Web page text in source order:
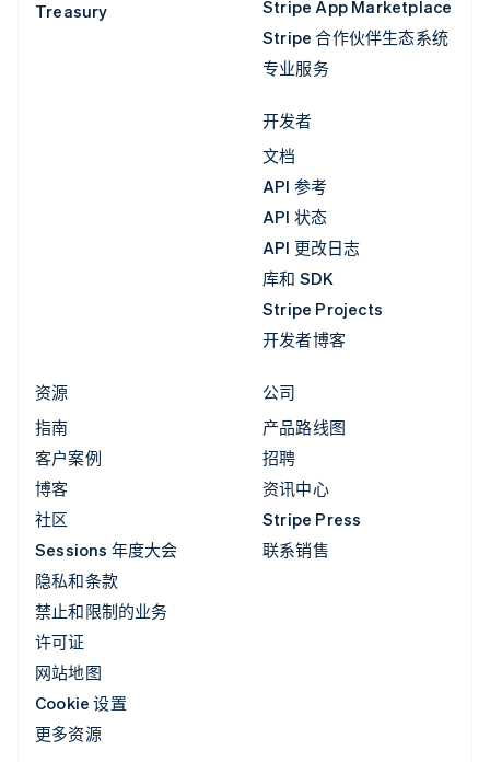
Treasury
Stripe App Marketplace
Stripe 合作伙伴生态系统
专业服务
开发者
文档
API 参考
API 状态
API 更改日志
库和 SDK
Stripe Projects
开发者博客
资源
指南
客户案例
博客
社区
Sessions 年度大会
隐私和条款
禁止和限制的业务
许可证
网站地图
Cookie 设置
更多资源
公司
产品路线图
招聘
资讯中心
Stripe Press
联系销售